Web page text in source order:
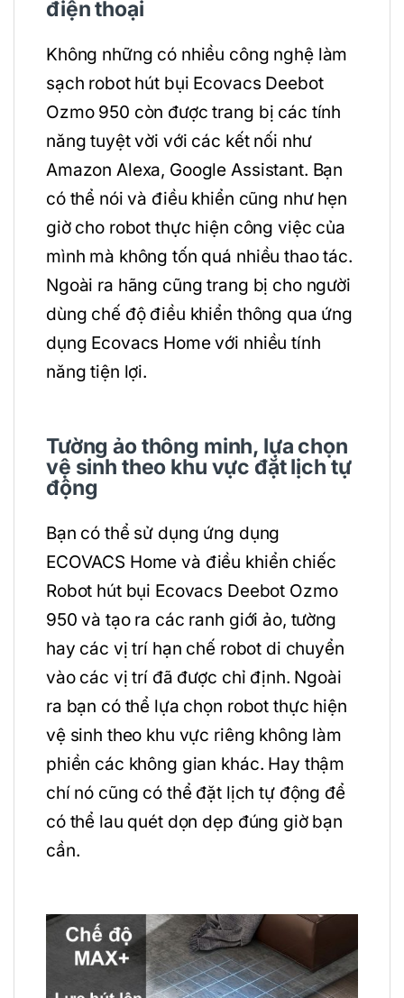
điện thoại
Không những có nhiều công nghệ làm
sạch robot hút bụi Ecovacs Deebot
Ozmo 950 còn được trang bị các tính
năng tuyệt vời với các kết nối như
Amazon Alexa, Google Assistant. Bạn
có thể nói và điều khiển cũng như hẹn
giờ cho robot thực hiện công việc của
mình mà không tốn quá nhiều thao tác.
Ngoài ra hãng cũng trang bị cho người
dùng chế độ điều khiển thông qua ứng
dụng Ecovacs Home với nhiều tính
năng tiện lợi.
Tường ảo thông minh, lựa chọn
vệ sinh theo khu vực đặt lịch tự
động
Bạn có thể sử dụng ứng dụng
ECOVACS Home và điều khiển chiếc
Robot hút bụi Ecovacs Deebot Ozmo
950 và tạo ra các ranh giới ảo, tường
hay các vị trí hạn chế robot di chuyển
vào các vị trí đã được chỉ định. Ngoài
ra bạn có thể lựa chọn robot thực hiện
vệ sinh theo khu vực riêng không làm
phiền các không gian khác. Hay thậm
chí nó cũng có thể đặt lịch tự động để
có thể lau quét dọn dẹp đúng giờ bạn
cần.